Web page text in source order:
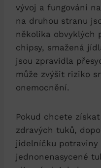
vývoj a fungování
na druhou stranu
několika obvyklých
chipsy, smažená
jsou zpravidla
může zvýšit riziko
onemocnění.
Pokud chcete
zdravých tuků,
jídelníčku potraviny
jednonenasycené